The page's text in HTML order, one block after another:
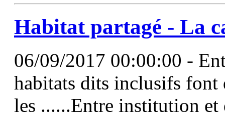
Habitatpartagé - La
06/09/2017 00:00:00 -
habitats dits inclusifs font
les ......Entre institution